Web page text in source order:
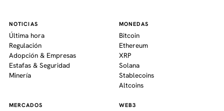
NOTICIAS
Última hora
Regulación
Adopción & Empresas
Estafas & Seguridad
Minería
MONEDAS
Bitcoin
Ethereum
XRP
Solana
Stablecoins
Altcoins
MERCADOS WEB3